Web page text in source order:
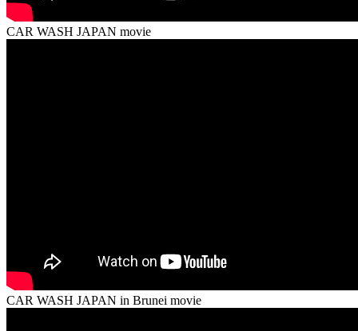
CAR WASH JAPAN movie
CAR WASH JAPAN in Brunei movie